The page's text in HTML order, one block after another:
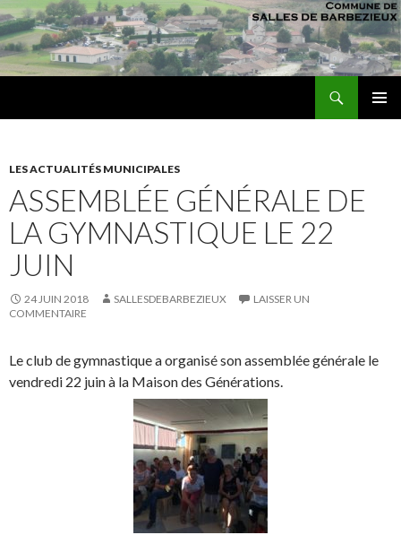
LES ACTUALITÉS MUNICIPALES
ASSEMBLÉE GÉNÉRALE DE
LA GYMNASTIQUE LE 22
JUIN
24 JUIN 2018 SALLESDEBARBEZIEUX
LAISSER UN
COMMENTAIRE
Le club de gymnastique a organisé son assemblée générale le
vendredi 22 juin à la Maison des Générations.